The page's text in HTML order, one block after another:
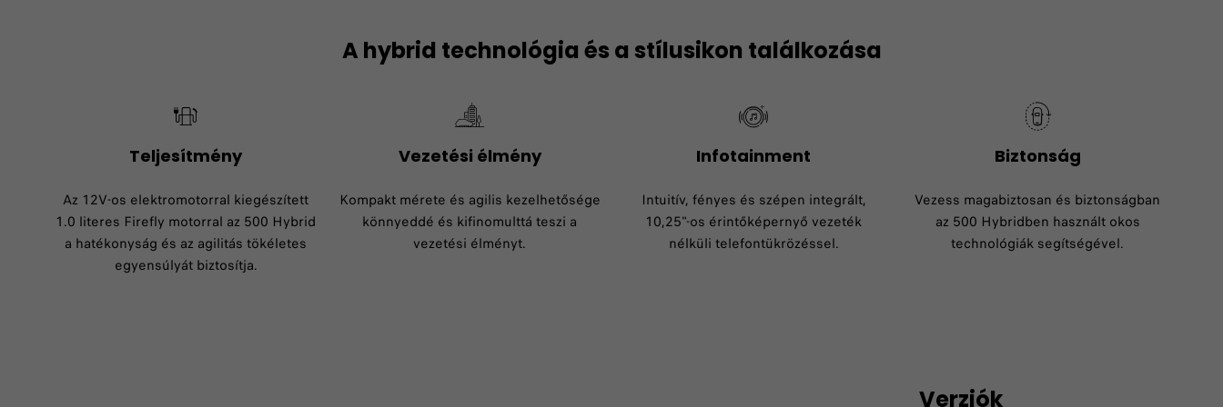
A hybrid technológia és a stílusikon találkozása
Teljesítmény​
Az 12V-os elektromotorral kiegészített
1.0 literes Firefly motorral az 500 Hybrid
a hatékonyság és az agilitás tökéletes
egyensúlyát biztosítja.
Vezetési élmény
Kompakt mérete és agilis kezelhetősége
könnyeddé és kifinomulttá teszi a
vezetési élményt.
Infotainment​
Intuitív, fényes és szépen integrált,
10,25"-os érintőképernyő vezeték
nélküli telefontükrözéssel.
Biztonság​
Vezess magabiztosan és biztonságban
az 500 Hybridben használt okos
technológiák segítségével.
Verziók